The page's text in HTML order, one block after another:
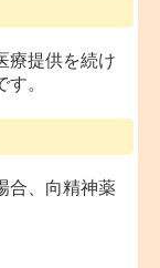
療提供を続け
。
合、向精神薬